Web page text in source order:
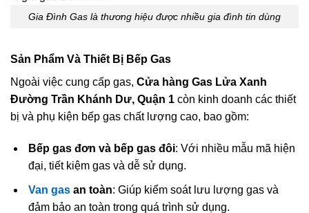
Gia Đình Gas là thương hiệu được nhiều gia đình tin dùng
Sản Phẩm Và Thiết Bị Bếp Gas
Ngoài việc cung cấp gas, Cửa hàng Gas Lửa Xanh
Đường Trần Khánh Dư, Quận 1 còn kinh doanh các thiết
bị và phụ kiện bếp gas chất lượng cao, bao gồm:
Bếp gas đơn và bếp gas đôi: Với nhiều mẫu mã hiện
đại, tiết kiệm gas và dễ sử dụng.
Van gasan toàn: Giúp kiểm soát lưu lượng gas và
đảm bảo an toàn trong quá trình sử dụng.